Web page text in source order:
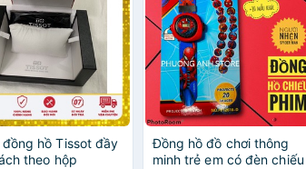
hồ Tissot đầy
theo hộp
Đồng hồ đồ chơi thông
minh trẻ em có đèn chiếu